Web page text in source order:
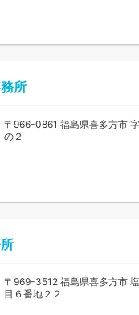
所
〒966-0861 福島県喜多方市
の２
〒969-3512 福島県喜多方市
目６番地２２